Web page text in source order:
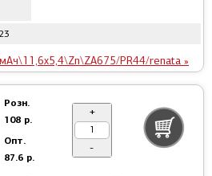
PR44/renata »
Розн.
108 р.
Опт.
87.6 р.
+
-